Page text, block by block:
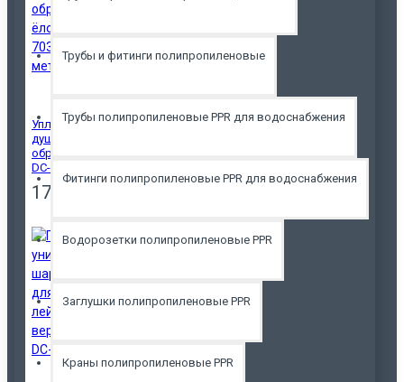
Трубы и фитинги полипропиленовые
Трубы полипропиленовые PPR для водоснабжения
Фитинги полипропиленовые PPR для водоснабжения
Водорозетки полипропиленовые PPR
Заглушки полипропиленовые PPR
Краны полипропиленовые PPR
Уплотнитель для
душевой кабины П-
образный ёлочка
DC-703PE 4мм/метр
170р.